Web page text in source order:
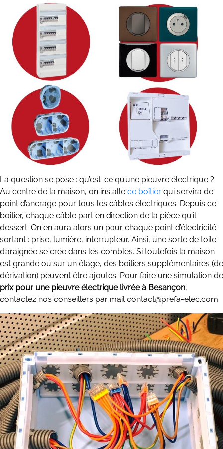
La question se pose : qu’est-ce qu’une pieuvre électrique ?
Au centre de la maison, on installe ce boîtier qui servira de
point d’ancrage pour tous les câbles électriques. Depuis ce
boîtier, chaque câble part en direction de la pièce qu’il
dessert. On en aura alors un pour chaque point d’électricité
sortant : prise, lumière, interrupteur. Ainsi, une sorte de toile
d’araignée se crée dans les combles. Si toutefois la maison
est grande ou sur un étage, des boîtiers supplémentaires (de
dérivation) peuvent être ajoutés. Pour faire une simulation de
prix pour une pieuvre électrique livrée à Besançon,
contactez nos conseillers par mail contact@prefa-elec.com.